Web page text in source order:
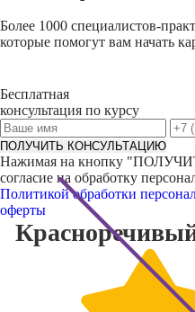
Более 1000 специалистов-
которые помогут вам начать
Бесплатная
консультация по курсу
ПОЛУЧИТЬ КОНСУЛЬТАЦИЮ
Нажимая на кнопку "
согласие на обработку
Политикой обработки
оферты